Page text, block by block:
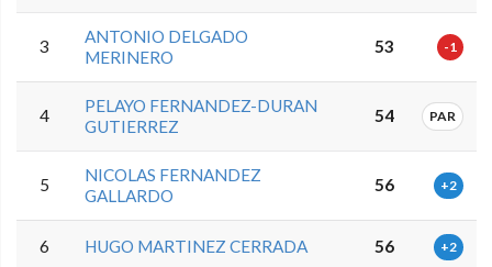
3
ANTONIO DELGADO
MERINERO
53 -1
4
PELAYO FERNANDEZ-DURAN
GUTIERREZ
54 PAR
5
NICOLAS FERNANDEZ
GALLARDO
56 +2
6 HUGO MARTINEZ CERRADA 56 +2